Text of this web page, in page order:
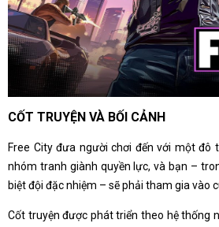
CỐT TRUYỆN VÀ BỐI CẢNH
Free City đưa người chơi đến với một đô
nhóm tranh giành quyền lực, và bạn –
biệt đội đặc nhiệm – sẽ phải tham gia vào
Cốt truyện được phát triển theo hệ thống